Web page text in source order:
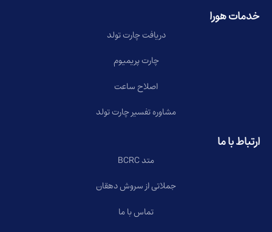
خدمات هورا
دریافت چارت تولد
چارت پریمیوم
اصلاح ساعت
مشاوره تفسیر چارت تولد
ارتباط با ما
متد BCRC
جملاتی از سروش دهقان
تماس با ما